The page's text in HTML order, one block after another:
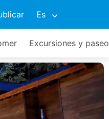
Es
Excursiones y